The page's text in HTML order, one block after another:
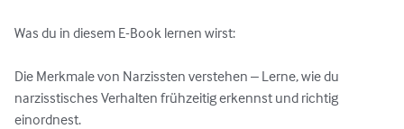
Was du in diesem E-Book lernen wirst:
Die Merkmale von Narzissten verstehen – Lerne, wie du
narzisstisches Verhalten frühzeitig erkennst und richtig
einordnest.